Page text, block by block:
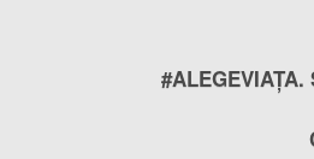
#ALEGEVIAȚA.